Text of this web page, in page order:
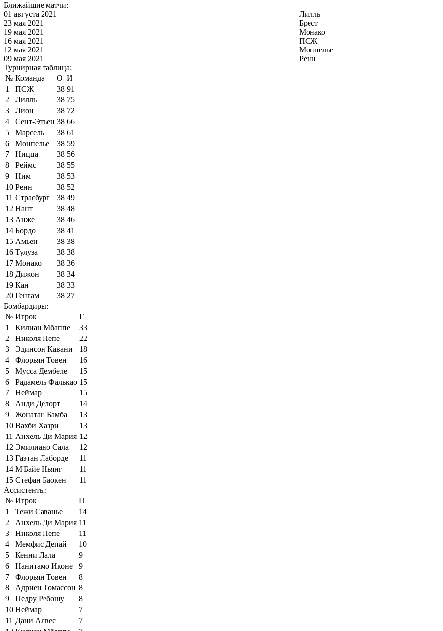
Ближайшие матчи:
01 августа 2021
Лилль
23 мая 2021
Брест
19 мая 2021
Монако
16 мая 2021
ПСЖ
12 мая 2021
Монпелье
09 мая 2021
Ренн
Турнирная таблица:
№ Команда О И
1
ПСЖ 38 91
2
Лилль 38 75
3
Лион 38 72
4
Сент-Этьен 38 66
5
Марсель 38 61
6
Монпелье 38 59
7
Ницца 38 56
8
Реймс 38 55
9
Ним 38 53
10 Ренн 38 52
11 Страсбург 38 49
12 Нант 38 48
13 Анже 38 46
14 Бордо 38 41
15 Амьен 38 38
16 Тулуза 38 38
17 Монако 38 36
18 Дижон 38 34
19 Кан 38 33
20 Генгам 38 27
Бомбардиры:
№ Игрок
Г
1
Килиан Мбаппе
33
2
Николя Пепе
22
3
Эдинсон Кавани
18
4
Флорьян Товен
16
5
Мусса Дембеле
15
6
Радамель Фалькао 15
7
Неймар
15
8
Анди Делорт
14
9
Жонатан Бамба
13
10 Вахби Хазри
13
11 Анхель Ди Мария 12
12 Эмилиано Сала
12
13 Гаэтан Лаборде
11
14 М'Байе Ньянг
11
15 Стефан Баокен
11
Ассистенты:
№ Игрок
П
1
Тежи Саванье
14
2
Анхель Ди Мария 11
3
Николя Пепе
11
4
Мемфис Депай
10
5
Кенни Лала
9
6
Нанитамо Иконе
9
7
Флорьян Товен
8
8
Адриен Томассон 8
9
Педру Ребошу
8
10 Неймар
7
11 Дани Алвес
7